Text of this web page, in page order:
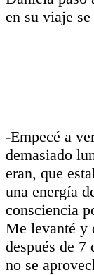
en su viaje
-Empecé a
demasiado
eran, que
una energía
consciencia
Me levanté y
después de 7
no se